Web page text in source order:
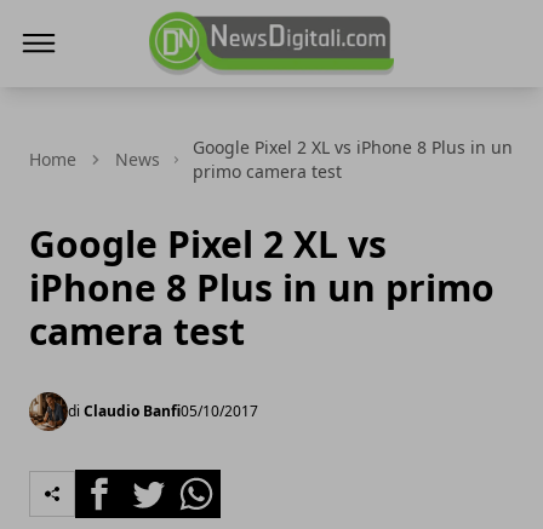
Home News
Google Pixel 2 XL vs iPhone 8 Plus in un
primo camera test
Google Pixel 2 XL vs
iPhone 8 Plus in un primo
camera test
di Claudio Banfi05/10/2017
FacebookTwitterWhatsapp